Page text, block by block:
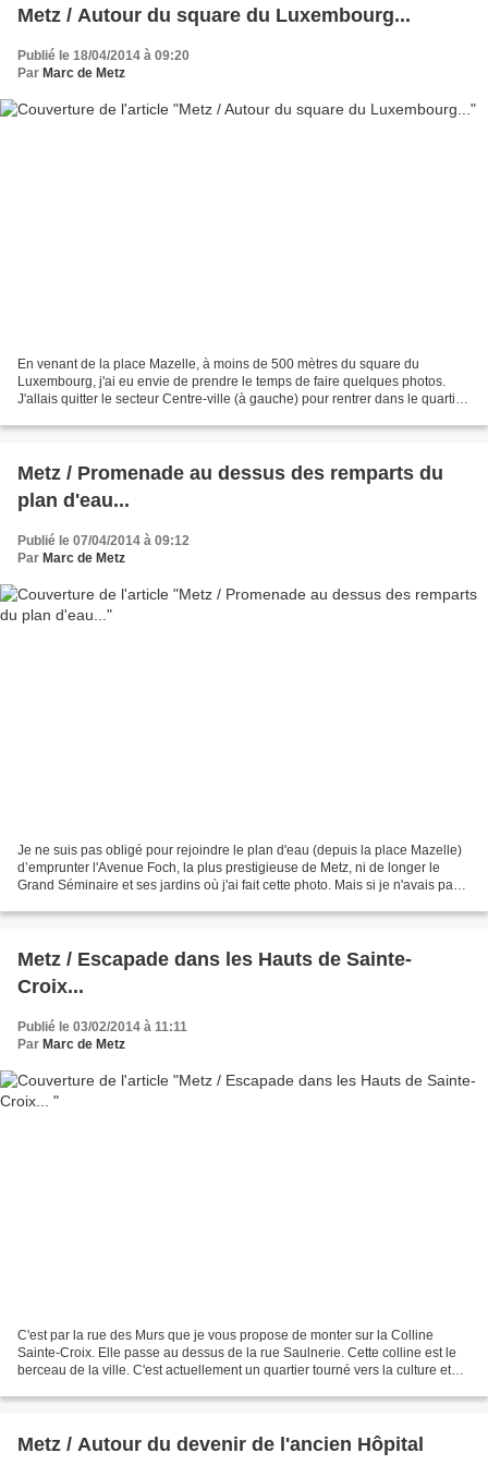
Metz / Autour du square du Luxembourg...
Publié le 18/04/2014 à 09:20
Par Marc de Metz
En venant de la place Mazelle, à moins de 500 mètres du square du
Luxembourg, j'ai eu envie de prendre le temps de faire quelques photos.
J'allais quitter le secteur Centre-ville (à gauche) pour rentrer dans le quartier
Metz / Promenade au dessus des remparts du
plan d'eau...
Publié le 07/04/2014 à 09:12
Par Marc de Metz
Je ne suis pas obligé pour rejoindre le plan d'eau (depuis la place Mazelle)
d’emprunter l'Avenue Foch, la plus prestigieuse de Metz, ni de longer le
Grand Séminaire et ses jardins où j'ai fait cette photo. Mais si je n'avais pas
Metz / Escapade dans les Hauts de Sainte-
Croix...
Publié le 03/02/2014 à 11:11
Par Marc de Metz
C'est par la rue des Murs que je vous propose de monter sur la Colline
Sainte-Croix. Elle passe au dessus de la rue Saulnerie. Cette colline est le
berceau de la ville. C'est actuellement un quartier tourné vers la culture et
Metz / Autour du devenir de l'ancien Hôpital